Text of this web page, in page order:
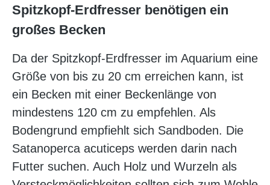
Spitzkopf-Erdfresser benötigen ein
großes Becken
Da der Spitzkopf-Erdfresser im Aquarium eine
Größe von bis zu 20 cm erreichen kann, ist
ein Becken mit einer Beckenlänge von
mindestens 120 cm zu empfehlen. Als
Bodengrund empfiehlt sich Sandboden. Die
Satanoperca acuticeps werden darin nach
Futter suchen. Auch Holz und Wurzeln als